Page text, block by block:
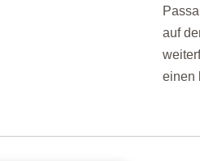
auf
einen